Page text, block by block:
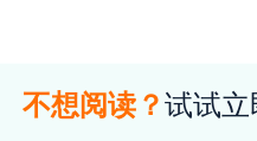
不想阅读？试试